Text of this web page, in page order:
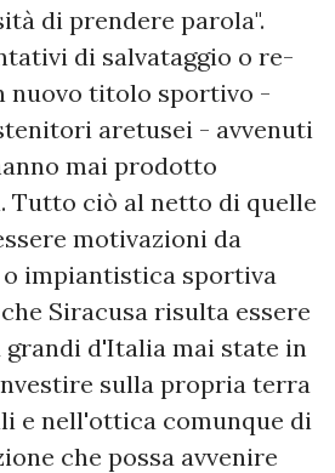
di prendere parola".
di salvataggio o re-
nuovo titolo sportivo -
aretusei - avvenuti
mai prodotto
ciò al netto di quelle
motivazioni da
impiantistica sportiva
Siracusa risulta essere
d'Italia mai state in
sulla propria terra
e nell'ottica comunque di
che possa avvenire